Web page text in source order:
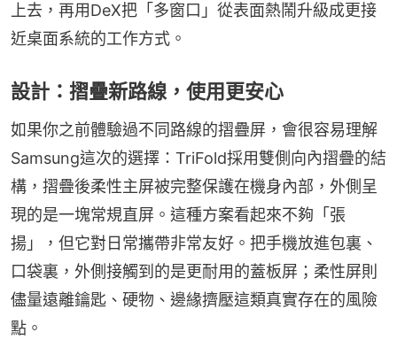
上去，再用DeX把「多窗口」從表面熱鬧升級成更接
近桌面系統的工作方式。
設計：摺疊新路線，使用更安心
如果你之前體驗過不同路線的摺疊屏，會很容易理解
Samsung這次的選擇：TriFold採用雙側向內摺疊的結
構，摺疊後柔性主屏被完整保護在機身內部，外側呈
現的是一塊常規直屏。這種方案看起來不夠「張
揚」，但它對日常攜帶非常友好。把手機放進包裏、
口袋裏，外側接觸到的是更耐用的蓋板屏；柔性屏則
儘量遠離鑰匙、硬物、邊緣擠壓這類真實存在的風險
點。